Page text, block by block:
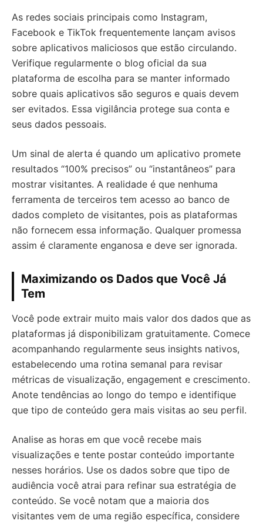
As redes sociais principais como Instagram,
Facebook e TikTok frequentemente lançam avisos
sobre aplicativos maliciosos que estão circulando.
Verifique regularmente o blog oficial da sua
plataforma de escolha para se manter informado
sobre quais aplicativos são seguros e quais devem
ser evitados. Essa vigilância protege sua conta e
seus dados pessoais.
Um sinal de alerta é quando um aplicativo promete
resultados “100% precisos” ou “instantâneos” para
mostrar visitantes. A realidade é que nenhuma
ferramenta de terceiros tem acesso ao banco de
dados completo de visitantes, pois as plataformas
não fornecem essa informação. Qualquer promessa
assim é claramente enganosa e deve ser ignorada.
Maximizando os Dados que Você Já
Tem
Você pode extrair muito mais valor dos dados que as
plataformas já disponibilizam gratuitamente. Comece
acompanhando regularmente seus insights nativos,
estabelecendo uma rotina semanal para revisar
métricas de visualização, engagement e crescimento.
Anote tendências ao longo do tempo e identifique
que tipo de conteúdo gera mais visitas ao seu perfil.
Analise as horas em que você recebe mais
visualizações e tente postar conteúdo importante
nesses horários. Use os dados sobre que tipo de
audiência você atrai para refinar sua estratégia de
conteúdo. Se você notam que a maioria dos
visitantes vem de uma região específica, considere